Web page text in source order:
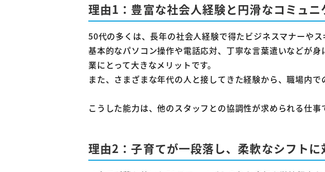
4-1 50代未経験でも採用され
4-2 パートの面接に何度も落
4-3
50代パートの平均時給
5
まとめ
理由1：豊富な社会人経験と円滑なコミュニ
50代の多くは、長年の社会人経験で得たビジネスマナーやス
基本的なパソコン操作や電話応対、丁寧な言葉遣いなどが
業にとって大きなメリットです。
また、さまざまな年代の人と接してきた経験から、職場内
こうした能力は、他のスタッフとの協調性が求められる仕事
理由2：子育てが一段落し、柔軟なシフトに